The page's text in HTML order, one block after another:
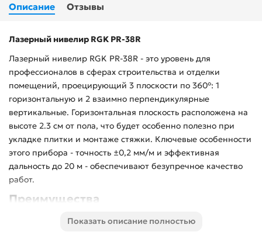
Описание Отзывы
Лазерный нивелир RGK PR-38R
Лазерный нивелир RGK PR-38R - это уровень для
профессионалов в сферах строительства и отделки
помещений, проецирующий 3 плоскости по 360°: 1
горизонтальную и 2 взаимно перпендикулярные
вертикальные. Горизонтальная плоскость расположена на
высоте 2.3 см от пола, что будет особенно полезно при
укладке плитки и монтаже стяжки. Ключевые особенности
этого прибора - точность ±0,2 мм/м и эффективная
дальность до 20 м - обеспечивают безупречное качество
работ.
Преимущества
Независимое переключением
Показать описание полностью